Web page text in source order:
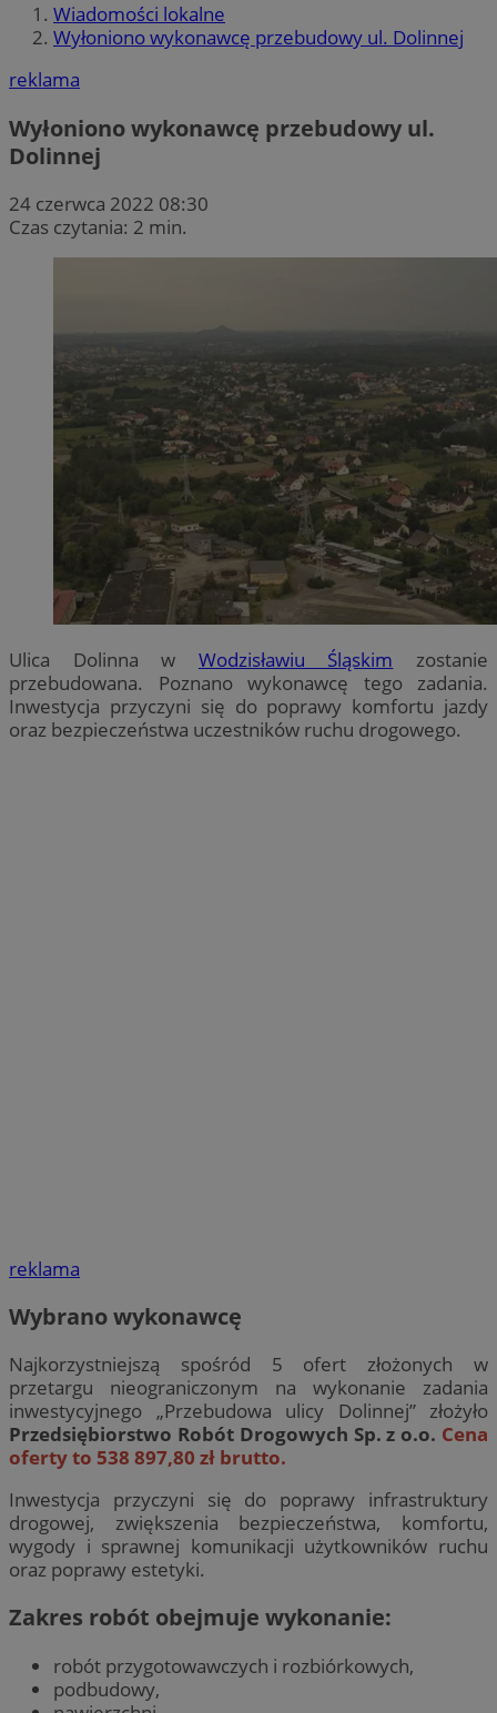
Wiadomości lokalne
Wyłoniono wykonawcę przebudowy ul. Dolinnej
reklama
Wyłoniono wykonawcę przebudowy ul.
Dolinnej
24 czerwca 2022 08:30
Czas czytania: 2 min.
Ulica Dolinna w Wodzisławiu Śląskim zostanie
przebudowana. Poznano wykonawcę tego zadania.
Inwestycja przyczyni się do poprawy komfortu jazdy
oraz bezpieczeństwa uczestników ruchu drogowego.
reklama
Wybrano wykonawcę
Najkorzystniejszą spośród 5 ofert złożonych w
przetargu nieograniczonym na wykonanie zadania
inwestycyjnego „Przebudowa ulicy Dolinnej” złożyło
Przedsiębiorstwo Robót Drogowych Sp. z o.o. Cena
oferty to 538 897,80 zł brutto.
Inwestycja przyczyni się do poprawy infrastruktury
drogowej, zwiększenia bezpieczeństwa, komfortu,
wygody i sprawnej komunikacji użytkowników ruchu
oraz poprawy estetyki.
Zakres robót obejmuje wykonanie:
robót przygotowawczych i rozbiórkowych,
podbudowy,